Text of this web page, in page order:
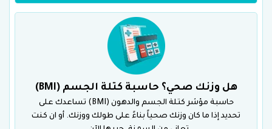
هل وزنك صحي؟ حاسبة كتلة الجسم (BMI)
حاسبة مؤشر كتلة الجسم والدهون (BMI) تساعدك على
تحديد إذا ما كان وزنك صحياً بناءً على طولك ووزنك. أو ان كنت